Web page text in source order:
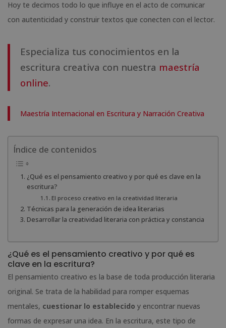
Hoy te decimos todo lo que influye en el acto de comunicar
con autenticidad y construir textos que conecten con el lector.
Especializa tus conocimientos en la
escritura creativa con nuestra maestría
online.
Maestría Internacional en Escritura y Narración Creativa
Índice de contenidos
¿Qué es el pensamiento creativo y por qué es clave en la
escritura?
El proceso creativo en la creatividad literaria
Técnicas para la generación de idea literarias
Desarrollar la creatividad literaria con práctica y constancia
¿Qué es el pensamiento creativo y por qué es
clave en la escritura?
El pensamiento creativo es la base de toda producción literaria
original. Se trata de la habilidad para romper esquemas
mentales, cuestionar lo establecido y encontrar nuevas
formas de expresar una idea. En la escritura, este tipo de